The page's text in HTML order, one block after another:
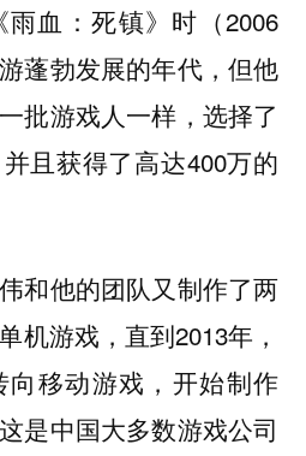
血：死镇》时（2006
蓬勃发展的年代，但他
批游戏人一样，选择了
且获得了高达400万的
和他的团队又制作了两
机游戏，直到2013年，
移动游戏，开始制作
是中国大多数游戏公司